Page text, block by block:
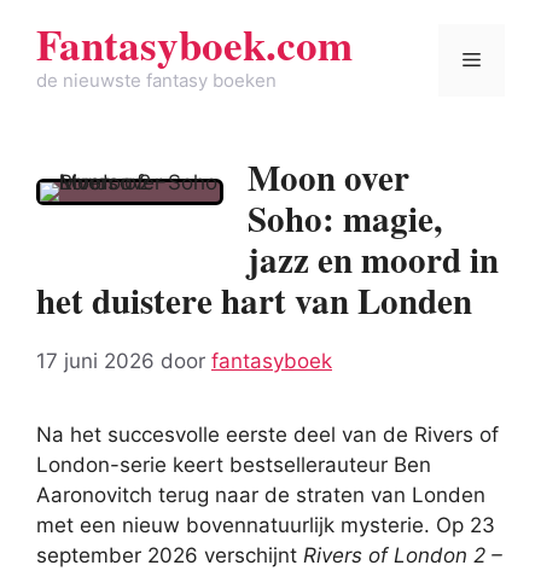
Fantasyboek.com
de nieuwste fantasy boeken
Menu
Moon over
Soho: magie,
jazz en moord in
het duistere hart van Londen
17 juni 2026 door fantasyboek
Na het succesvolle eerste deel van de Rivers of
London-serie keert bestsellerauteur Ben
Aaronovitch terug naar de straten van Londen
met een nieuw bovennatuurlijk mysterie. Op 23
september 2026 verschijnt Rivers of London 2 –